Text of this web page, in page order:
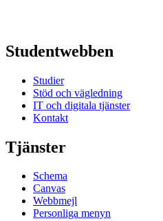
Studentwebben
Studier
Stöd och vägledning
IT och digitala tjänster
Kontakt
Tjänster
Schema
Canvas
Webbmejl
Personliga menyn